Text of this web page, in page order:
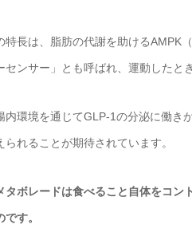
特長は、脂肪の代謝を助けるAMPK
センサー」とも呼ばれ、運動したと
内環境を通じてGLP-1の分泌に働き
られることが期待されています。
タボレードは食べること自体をコン
す。